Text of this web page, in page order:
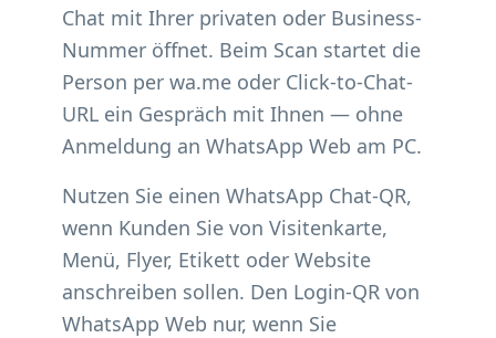
Chat mit Ihrer privaten oder Business-
Nummer öffnet. Beim Scan startet die
Person per wa.me oder Click-to-Chat-
URL ein Gespräch mit Ihnen — ohne
Anmeldung an WhatsApp Web am PC.
Nutzen Sie einen WhatsApp Chat-QR,
wenn Kunden Sie von Visitenkarte,
Menü, Flyer, Etikett oder Website
anschreiben sollen. Den Login-QR von
WhatsApp Web nur, wenn Sie